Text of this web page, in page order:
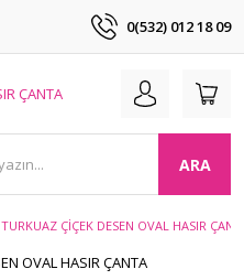
0(532) 012 18 09
ARA
TURKUAZ ÇİÇEK DESEN OVAL HASIR